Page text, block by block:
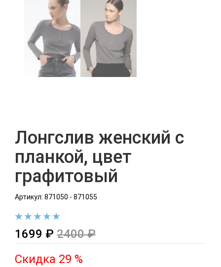
Лонгслив женский с
планкой, цвет
графитовый
Артикул: 871050 - 871055
1699 ₽ 2400 ₽
Скидка 29 %